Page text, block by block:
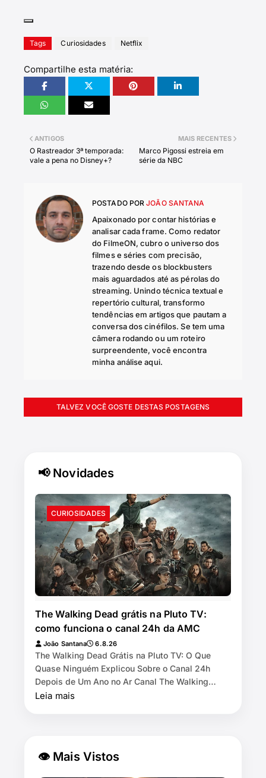
Tags Curiosidades Netflix
Compartilhe esta matéria:
MAIS RECENTES
Marco Pigossi estreia em
série da NBC
ANTIGOS
O Rastreador 3ª temporada:
vale a pena no Disney+?
POSTADO POR JOÃO SANTANA
Apaixonado por contar histórias e
analisar cada frame. Como redator
do FilmeON, cubro o universo dos
filmes e séries com precisão,
trazendo desde os blockbusters
mais aguardados até as pérolas do
streaming. Unindo técnica textual e
repertório cultural, transformo
tendências em artigos que pautam a
conversa dos cinéfilos. Se tem uma
câmera rodando ou um roteiro
surpreendente, você encontra
minha análise aqui.
TALVEZ VOCÊ GOSTE DESTAS POSTAGENS
📢 Novidades
CURIOSIDADES
The Walking Dead grátis na Pluto TV:
como funciona o canal 24h da AMC
João Santana 6.8.26
The Walking Dead Grátis na Pluto TV: O Que
Quase Ninguém Explicou Sobre o Canal 24h
Depois de Um Ano no Ar Canal The Walking
Dead by AMC exibe as 11 temporadas de graça
Leia mais
👁 Mais Vistos